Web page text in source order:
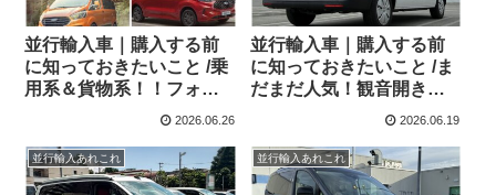
並行輸入車｜購入する前
に知っておきたいこと /乗
用系＆貨物系！！フォー
ド トルネオカスタム＆ト
ーズのまとめ！
2026.06.26
並行輸入車｜購入する前
に知っておきたいこと /ま
だまだ人気！観音開き！
フォルクスワーゲン T6.1
港！！
2026.06.19
並行輸入あれこれ 並行輸入あれこれ